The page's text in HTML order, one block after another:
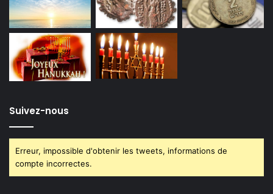
Suivez-nous
Erreur, impossible d'obtenir les tweets, informations de
compte incorrectes.